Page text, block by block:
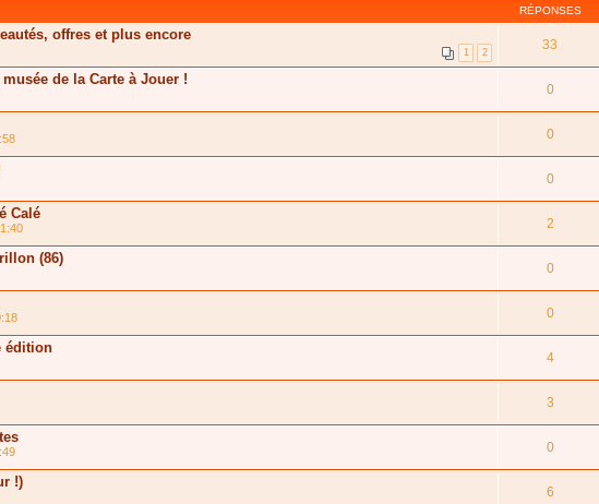
RÉPONSES
offres et plus encore
1 2 33
de la Carte à Jouer !
0
0
0
Calé
2
(86)
0
0
édition
4
3
0
!)
6